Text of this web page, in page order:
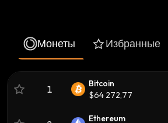
Монеты Избранные
1
Bitcoin
$64 272,77
Ethereum